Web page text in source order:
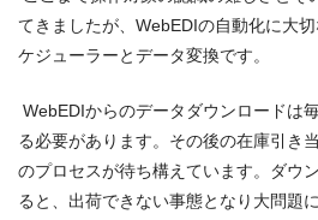
てきましたが、WebEDIの自動化に大
ケジューラーとデータ変換です。
WebEDIからのデータダウンロードは
る必要があります。その後の在庫引き
のプロセスが待ち構えています。ダウ
ると、出荷できない事態となり大問題